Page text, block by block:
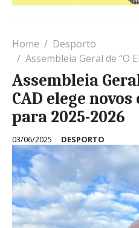
Home
Desporto
Assembleia Geral de “O Elvas” CAD
Assembleia
CAD elege
para 2025-2026
03/06/2025 DESPORTO